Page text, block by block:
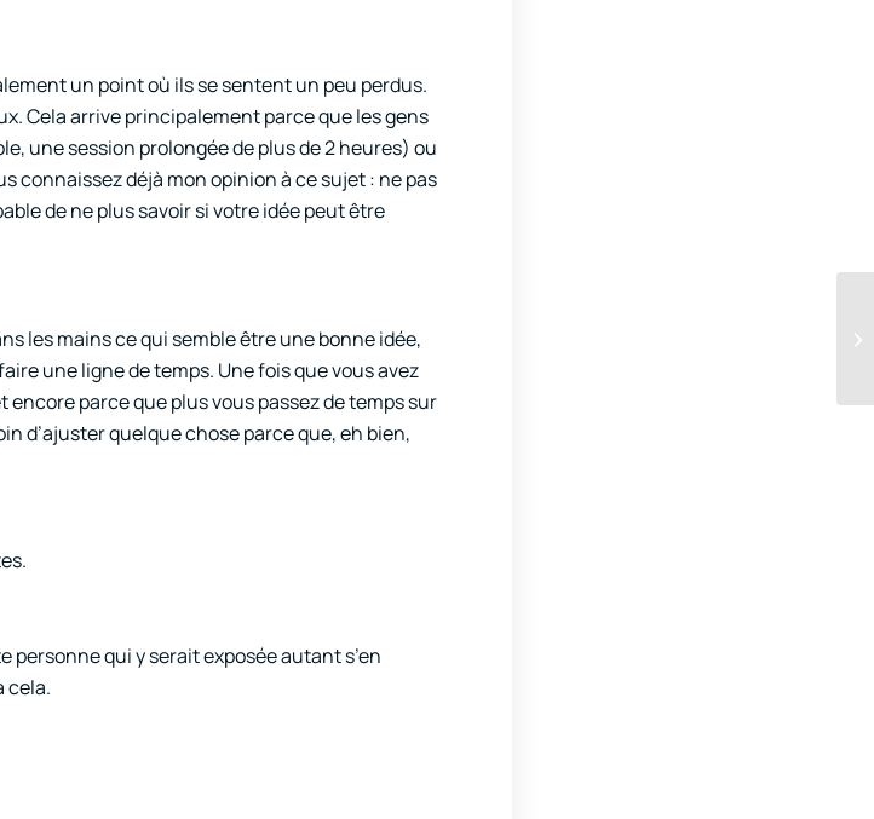
un point où ils se sentent un peu perdus.
Cela arrive principalement parce que les gens
une session prolongée de plus de 2 heures) ou
connaissez déjà mon opinion à ce sujet : ne pas
de ne plus savoir si votre idée peut être
les mains ce qui semble être une bonne idée,
une ligne de temps. Une fois que vous avez
parce que plus vous passez de temps sur
d’ajuster quelque chose parce que, eh bien,
personne qui y serait exposée autant s’en
cela.